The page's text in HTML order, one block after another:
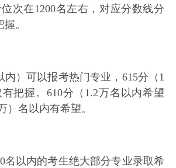
次在1200名左右，对应分数线分
。
内）可以报考热门专业，615分（1
把握。610分（1.2万名以内希望
）名以内有希望。
名以内的考生绝大部分专业录取希